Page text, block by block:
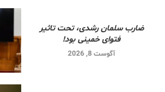
ضارب سلمان رشدی، تحت تاثیر
فتوای خمینی بود!
آگوست 8, 2026